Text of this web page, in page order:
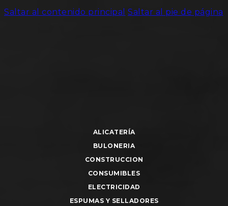
Saltar al contenido principal Saltar al pie de página
ALICATERÍA
BULONERIA
CONSTRUCCION
CONSUMIBLES
ELECTRICIDAD
ESPUMAS Y SELLADORES